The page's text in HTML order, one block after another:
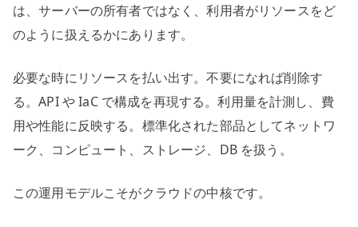
は、サーバーの所有者ではなく、利用者がリソースをど
のように扱えるかにあります。
必要な時にリソースを払い出す。不要になれば削除す
る。API や IaC で構成を再現する。利用量を計測し、費
用や性能に反映する。標準化された部品としてネットワ
ーク、コンピュート、ストレージ、DB を扱う。
この運用モデルこそがクラウドの中核です。